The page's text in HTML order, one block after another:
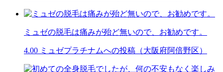
ミュゼの脱毛は痛みが殆ど無いので、お勧めです。
4.00 ミュゼプラチナムへの投稿（大阪府阿倍野区）